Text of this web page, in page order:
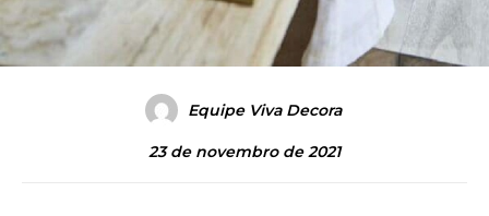
Equipe Viva Decora
23 de novembro de 2021